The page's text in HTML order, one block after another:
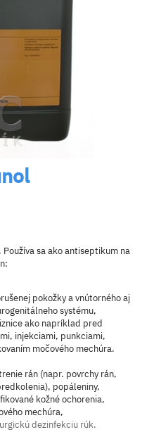
. Používa sa ako antiseptikum na
pokožky a vnútorného aj
systému,
ako napríklad pred
injekciami, punkciami,
močového mechúra.
rán (napr. povrchy rán,
popáleniny,
kožné ochorenia,
mechúra,
dezinfekciu rúk.